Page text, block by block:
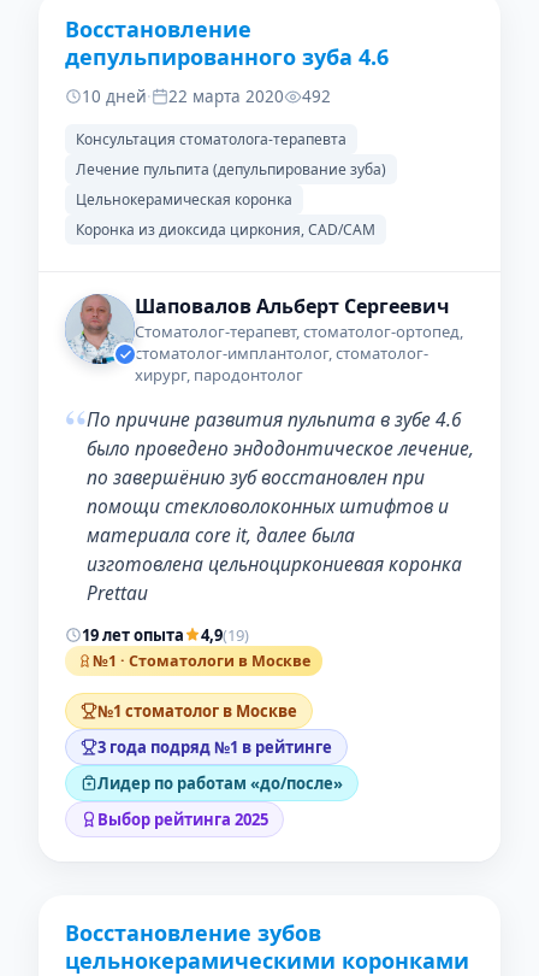
ДО
Восстановление
депульпированного зуба 4.6
10 дней· 22 марта 2020 492
Консультация стоматолога-терапевта
Лечение пульпита (депульпирование зуба)
Цельнокерамическая коронка
Коронка из диоксида циркония, CAD/CAM
Шаповалов Альберт Сергеевич
Стоматолог-терапевт, стоматолог-ортопед,
стоматолог-имплантолог, стоматолог-
хирург, пародонтолог
“По причине развития пульпита в зубе 4.6
было проведено эндодонтическое лечение,
по завершёнию зуб восстановлен при
помощи стекловолоконных штифтов и
материала core it, далее была
изготовлена цельноциркониевая коронка
Prettau
19 лет опыта 4,9(19)
№1 · Стоматологи в Москве
№1 стоматолог в Москве
3 года подряд №1 в рейтинге
Лидер по работам «до/после»
Выбор рейтинга 2025
ДО
Восстановление зубов
цельнокерамическими коронками